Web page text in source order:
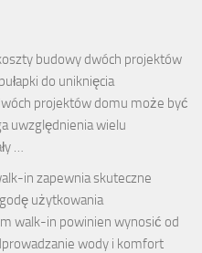
budowy dwóch projektów
do uniknięcia
projektów domu może być
uwzględnienia wielu
…
in zapewnia skuteczne
użytkowania
walk-in powinien wynosić od
wody i komfort